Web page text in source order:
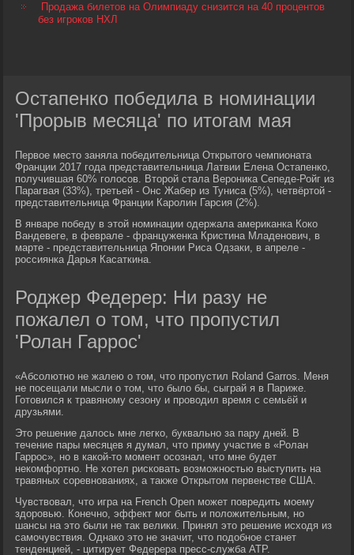
Продажа билетов на Олимпиаду снизится на 40 процентов
без игроков НХЛ
Остапенко победила в номинации
'Прорыв месяца' по итогам мая
Первое место заняла победительница Открытого чемпионата
Франции 2017 года представительница Латвии Елена Остапенко,
получившая 60% голосов. Второй стала Вероника Сепеде-Ройг из
Парагвая (33%), третьей - Онс Жабер из Туниса (5%), четвёртой -
представительница Франции Каролин Гарсия (2%).
В январе победу в этой номинации одержала американка Коко
Вандевеге, в феврале - француженка Кристина Младенович, в
марте - представительница Японии Риса Одзаки, в апреле -
россиянка Дарья Касаткина.
Роджер Федерер: Ни разу не
пожалел о том, что пропустил
'Ролан Гаррос'
«Абсолютно не жалею о том, что пропустил Roland Garros. Меня
не посещали мысли о том, что было бы, сыграй я в Париже.
Готовился к травяному сезону и проводил время с семьёй и
друзьями.
Это решение далось мне легко, буквально за пару дней. В
течение пары месяцев я думал, что приму участие в «Ролан
Гаррос», но в какой-то момент осознал, что мне будет
некомфортно. Не хотел рисковать возможностью выступить на
травяных соревнованиях, а также Открытом первенстве США.
Чувствовал, что игра на French Open может повредить моему
здоровью. Конечно, эффект мог быть и положительным, но
шансы на это были не так велики. Принял это решение исходя из
самочувствия. Однако это не значит, что подобное станет
тенденцией, - цитирует Федерера пресс-служба АТР.